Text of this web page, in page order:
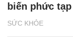
SỨC KHỎE
biến phức tạp